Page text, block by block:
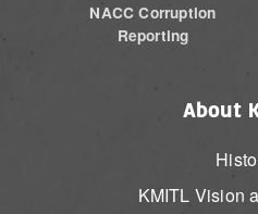
NACC Corruption
Reporting
About
KMITL Vision